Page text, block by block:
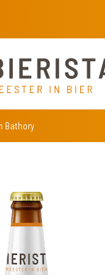
Bathory